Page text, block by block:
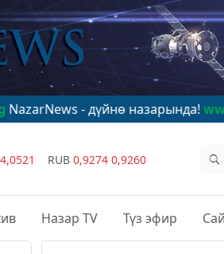
дүйнө назарында!
RUB 0,9274 0,9260
Назар TV Түз эфир